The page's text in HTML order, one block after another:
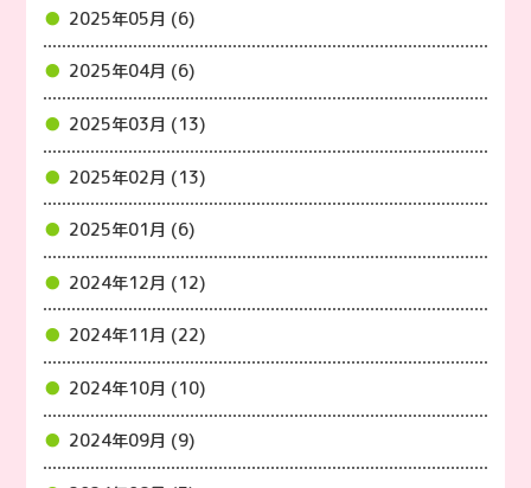
2025年05月 (6)
2025年04月 (6)
2025年03月 (13)
2025年02月 (13)
2025年01月 (6)
2024年12月 (12)
2024年11月 (22)
2024年10月 (10)
2024年09月 (9)